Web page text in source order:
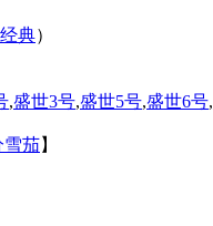
典）
,盛世3号,盛世5号,盛世6号,
雪茄】